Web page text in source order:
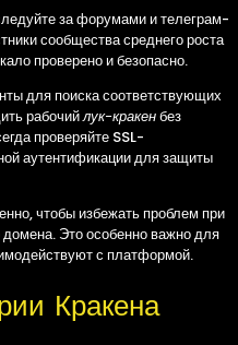
за форумами и телеграм-
сообщества среднего роста
проверено и безопасно.
для поиска соответствующих
рабочийлук-кракенбез
проверяйте SSL-
аутентификации для защиты
чтобы избежать проблем при
Это особенно важно для
с платформой.
Кракена